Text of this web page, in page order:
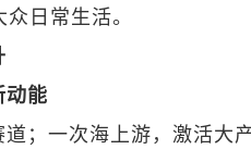
日常生活。
动能
；一次海上游，激活大